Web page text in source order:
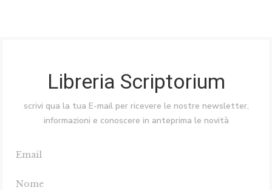
Libreria Scriptorium
scrivi qua la tua E-mail per ricevere le nostre newsletter,
informazioni e conoscere in anteprima le novità